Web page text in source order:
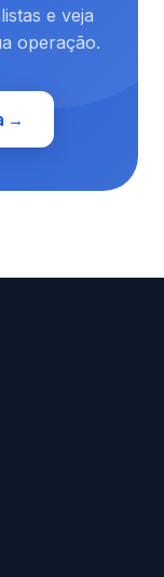
e veja
operação.
→